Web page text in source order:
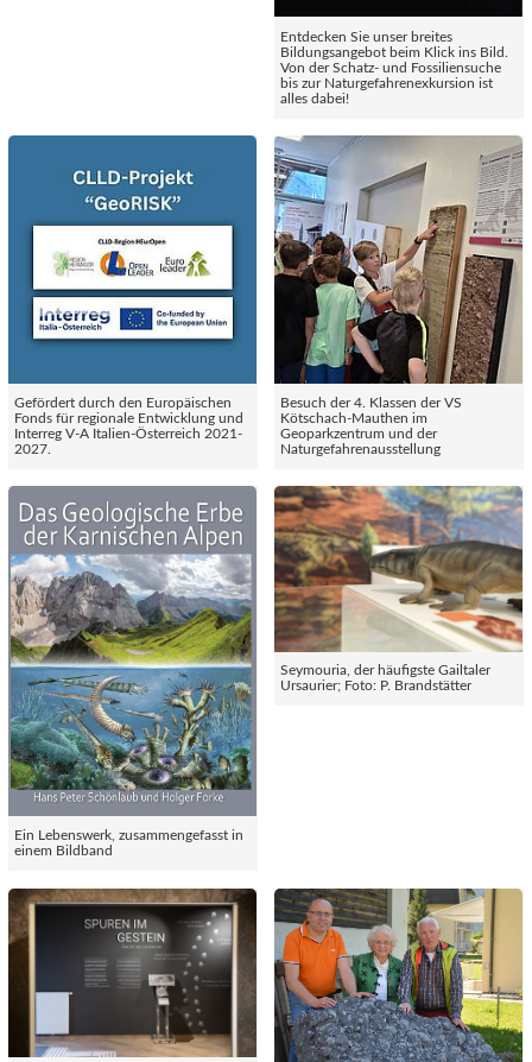
Entdecken Sie unser breites
Bildungsangebot beim Klick ins Bild.
Von der Schatz- und Fossiliensuche
bis zur Naturgefahrenexkursion ist
alles dabei!
Gefördert durch den Europäischen
Fonds für regionale Entwicklung und
Interreg V-A Italien-Österreich 2021-
2027.
Besuch der 4. Klassen der VS
Kötschach-Mauthen im
Geoparkzentrum und der
Naturgefahrenausstellung
Ein Lebenswerk, zusammengefasst in
einem Bildband
Seymouria, der häufigste Gailtaler
Ursaurier; Foto: P. Brandstätter